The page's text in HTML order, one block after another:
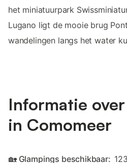
het miniatuurpark
Lugano ligt de mooie brug
wandelingen langs het water
Informatie
in Comomeer
🏡 Glampings beschikbaar: